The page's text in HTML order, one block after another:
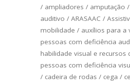
/ ampliadores / amputação /
auditivo / ARASAAC /
mobilidade / auxílios para a
pessoas com deficiência
habilidade visual e
pessoas com deficiência
/ cadeira de rodas / cega /